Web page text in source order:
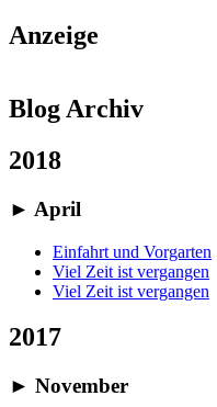
Anzeige
Blog Archiv
2018
► April
Einfahrt und Vorgarten
Viel Zeit ist vergangen
Viel Zeit ist vergangen
2017
► November